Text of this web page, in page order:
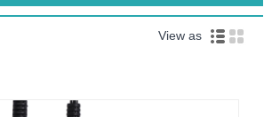
View as